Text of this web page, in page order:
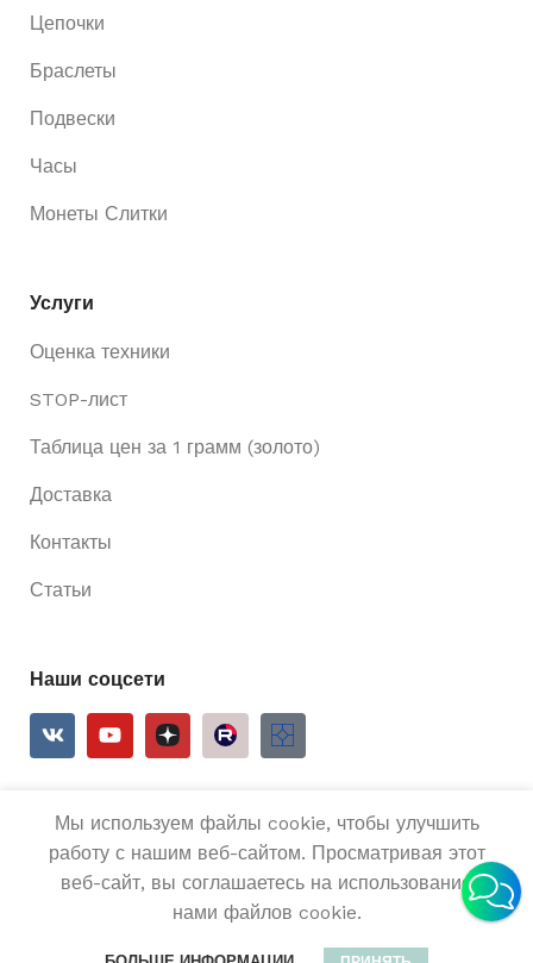
Цепочки
Браслеты
Подвески
Часы
Монеты Слитки
Услуги
Оценка техники
STOP-лист
Таблица цен за 1 грамм (золото)
Доставка
Контакты
Статьи
Наши соцсети
Ривьера 24 Все права защищены.
Мы используем файлы cookie, чтобы улучшить
работу с нашим веб-сайтом. Просматривая этот
веб-сайт, вы соглашаетесь на использование
нами файлов cookie.
Золотые